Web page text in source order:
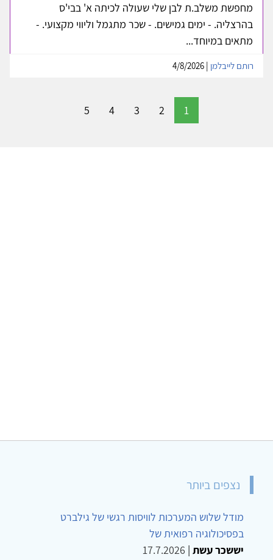
מחפשת משלב.ת לבן שלי שעולה לכיתה א' בבי'ס
בהרצליה. - ימים גמישים. - שכר מתגמל וליווי מקצועי. -
מתאים במיוחד...
רותם לייבלמן
1
2
3
4
5
נצפים ביותר
מודל שלוש המערכות לוויסות רגשי של גילברט
בפסיכולוגיה רפואית של
יששכר עשת |
17.7.2026